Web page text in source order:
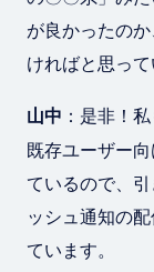
が良かったの
ければと思って
山中 ：是非！
既存ユーザー
ているので、
ッシュ通知の
ています。